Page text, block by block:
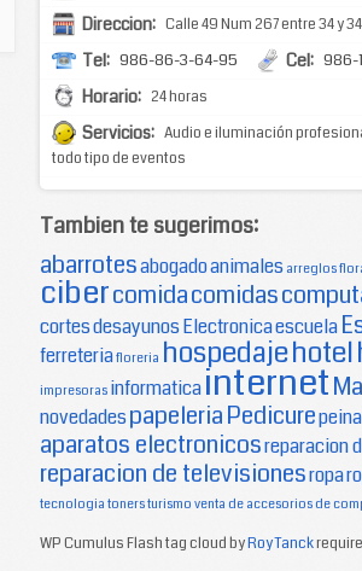
Direccion: Calle 49 Num 267 entre 34 y
Tel: 986-86-3-64-95 Cel: 986-
Horario: 24 horas
Servicios: Audio e iluminación
todo tipo de eventos
Tambien te sugerimos:
abarrotesabogadoanimales arreglos
cibercomidacomidas
cortesdesayunosElectronicaescuela
ferreteriafloreria hospedajehotel
impresoras informaticainternet
novedadespapeleriaPedicure
aparatos electronicosreparacion
reparacion de televisionesropa
tecnologia tonersturismo venta de accesorios de
WP Cumulus Flash tag cloud byRoy Tanck